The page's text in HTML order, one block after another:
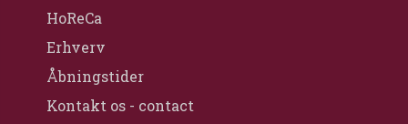
HoReCa
Erhverv
Åbningstider
Kontakt os - contact